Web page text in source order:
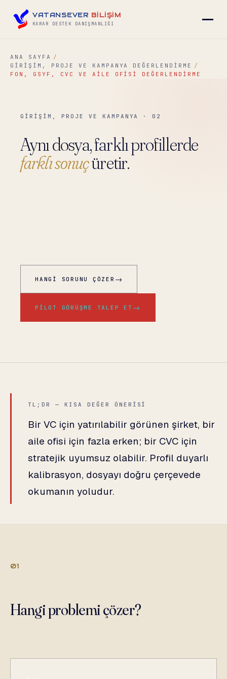
VATANSEVER BİLİŞİM
KARAR DESTEK DANIŞMANLIĞI
▾
ANA SAYFA
GIRIŞIM, PROJE VE KAMPANYA DEĞERLENDIRME
FON, GSYF, CVC VE AILE OFISI DEĞERLENDIRME
GİRİŞİM, PROJE VE KAMPANYA · 02
Aynı dosya, farklı profillerde
farklı sonuçüretir.
HANGI SORUNU ÇÖZER →
PILOT GÖRÜŞME TALEP ET →
TL;DR — KISA DEĞER ÖNERISI
Bir VC için yatırılabilir görünen şirket, bir
aile ofisi için fazla erken; bir CVC için
stratejik uyumsuz olabilir. Profil duyarlı
kalibrasyon, dosyayı doğru çerçevede
okumanın yoludur.
01
Hangi problemi çözer?